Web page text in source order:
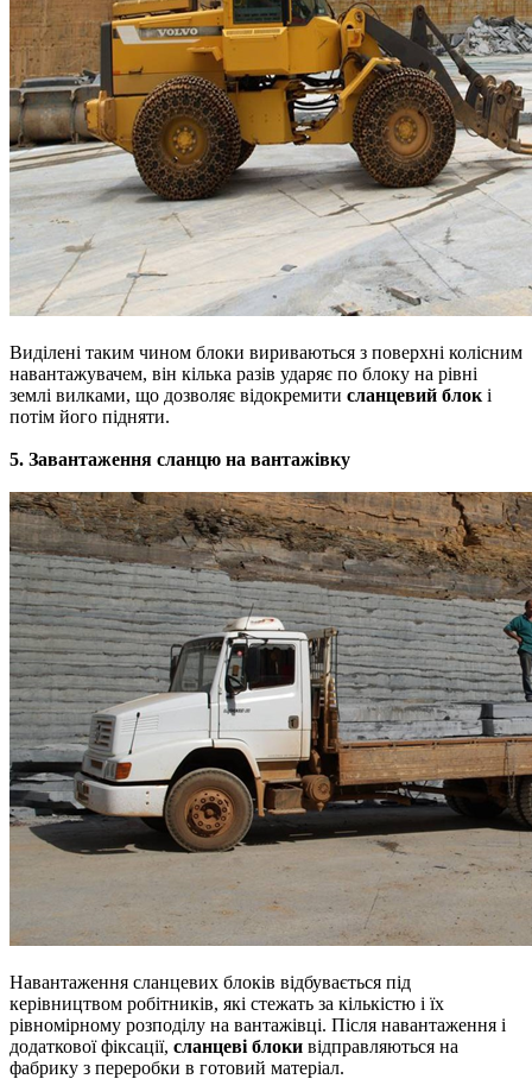
Виділені таким чином блоки вириваються з поверхні колісним
навантажувачем, він кілька разів ударяє по блоку на рівні
землі вилками, що дозволяє відокремити сланцевий блок і
потім його підняти.
5. Завантаження сланцю на вантажівку
Навантаження сланцевих блоків відбувається під
керівництвом робітників, які стежать за кількістю і їх
рівномірному розподілу на вантажівці. Після навантаження і
додаткової фіксації, сланцеві блоки відправляються на
фабрику з переробки в готовий матеріал.